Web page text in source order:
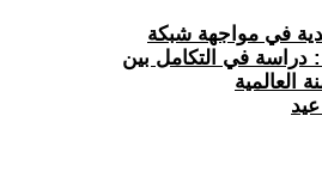
في مواجهة شبكة
: دراسة في التكامل بين
العالمية